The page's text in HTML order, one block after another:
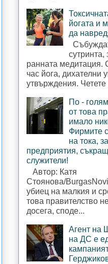
йогата и
да
сутринта,
ранната медитация.
час йога, дихателни
утвърждения. Четете
По -
от това
имало
Фирмите
на тока,
предприятия,
служители!
Автор: Катя
Стоянова/
убиец на малкия и
това правителство
досега, споде...
Агент на
на ДС е